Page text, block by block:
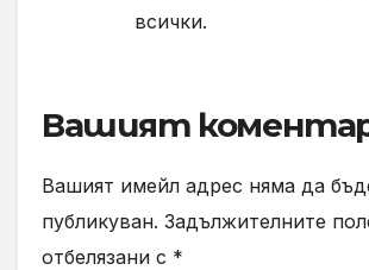
всички.
Вашият
Вашият имейл адрес няма да
публикуван. Задължителните
отбелязани с *